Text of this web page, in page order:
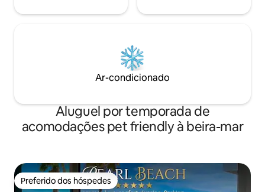
Ar-condicionado
Aluguel por temporada de
acomodações pet friendly à beira-mar
Preferido dos hóspedes
Preferido dos hóspedes